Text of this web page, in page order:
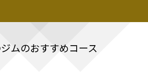
ムのおすすめコース